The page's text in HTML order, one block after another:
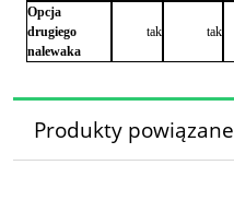
Opcja
drugiego
nalewaka
tak tak
Produkty powiązane